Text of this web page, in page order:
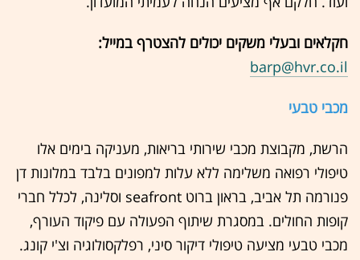
חקלאים ובעלי משקים יכולים להצטרף במייל:
barp@hvr.co.il
מכבי טבעי
הרשת, מקבוצת מכבי שירותי בריאות, מעניקה בימים אלו
טיפולי רפואה משלימה ללא עלות למפונים בלבד במלונות דן
פנורמה תל אביב, בראון ברוט seafront וסלינה, לכלל חברי
קופות החולים. במסגרת שיתוף הפעולה עם פיקוד העורף,
מכבי טבעי מציעה טיפולי דיקור סיני, רפלקסולוגיה וצ'י קונג.